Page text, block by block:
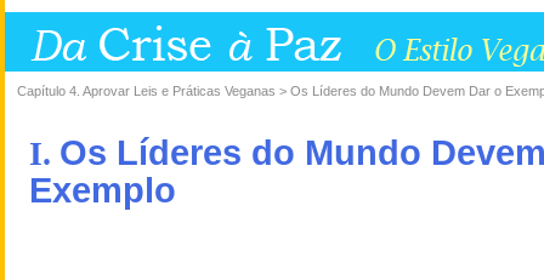
Capítulo 4. Aprovar Leis e Práticas Veganas > Os Líderes do Mundo Devem Dar o
I. Os Líderes do Mundo
Exemplo